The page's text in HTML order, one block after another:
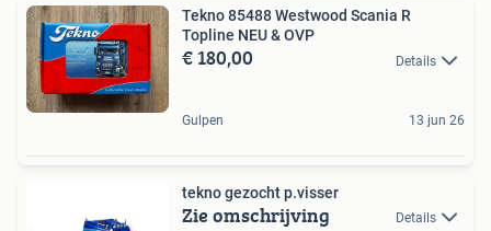
Tekno 85488 Westwood Scania R
Topline NEU & OVP
€ 180,00 Details
Gulpen 13 jun 26
tekno gezocht p.visser
Zie omschrijving Details